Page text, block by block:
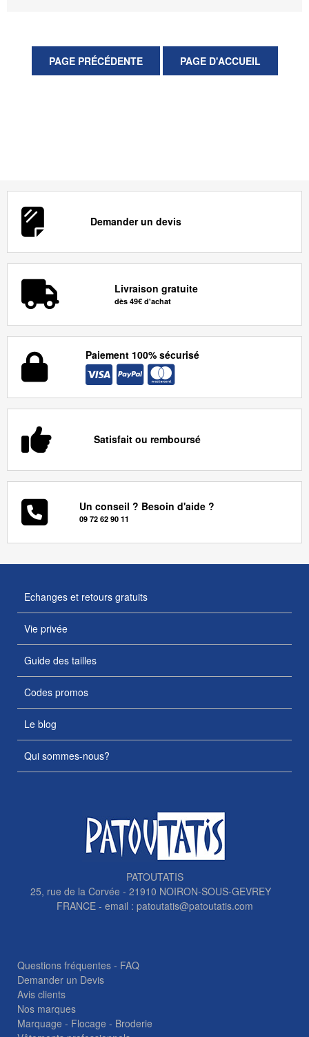
Demander un devis
Livraison gratuite
dès 49€ d'achat
Paiement 100% sécurisé
Satisfait ou remboursé
Un conseil ? Besoin d'aide ?
09 72 62 90 11
Echanges et retours gratuits
Vie privée
Guide des tailles
Codes promos
Le blog
Qui sommes-nous?
PATOUTATIS
25, rue de la Corvée - 21910 NOIRON-SOUS-GEVREY
FRANCE - email : patoutatis@patoutatis.com
Questions fréquentes - FAQ
Demander un Devis
Avis clients
Nos marques
Marquage - Flocage - Broderie